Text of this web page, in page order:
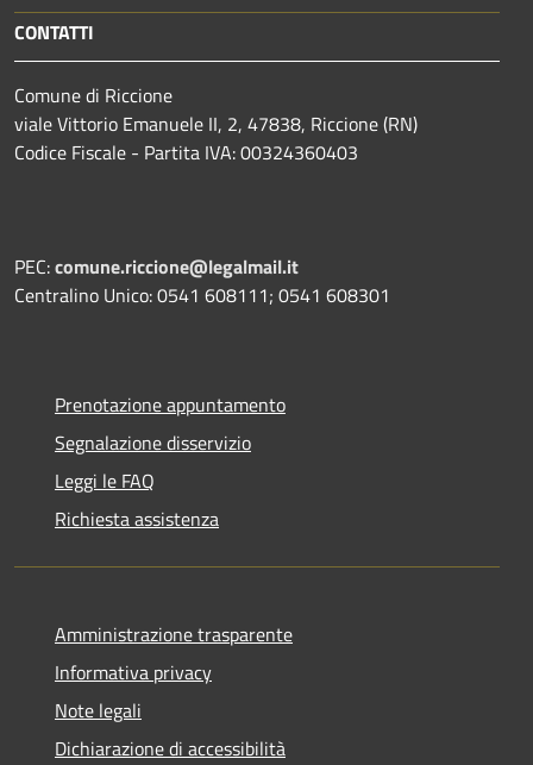
CONTATTI
Comune di Riccione
viale Vittorio Emanuele II, 2, 47838, Riccione (RN)
Codice Fiscale - Partita IVA: 00324360403
PEC:comune.riccione@legalmail.it
Centralino Unico: 0541 608111; 0541 608301
Prenotazione appuntamento
Segnalazione disservizio
Leggi le FAQ
Richiesta assistenza
Amministrazione trasparente
Informativa privacy
Note legali
Dichiarazione di accessibilità